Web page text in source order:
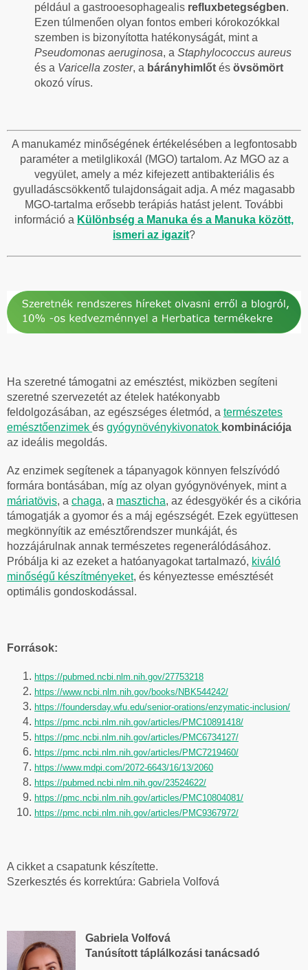
például a gastrooesophagealis refluxbetegségben.
Ezen túlmenően olyan fontos emberi kórokozókkal
szemben is bizonyította hatékonyságát, mint a
Pseudomonas aeruginosa, a Staphylococcus aureus
és a Varicella zoster, a bárányhimlőt és övsömört
okozó vírus.
A manukaméz minőségének értékelésében a legfontosabb
paraméter a metilglikoxál (MGO) tartalom. Az MGO az a
vegyület, amely a méz kifejezett antibakteriális és
gyulladáscsökkentő tulajdonságait adja. A méz magasabb
MGO-tartalma erősebb terápiás hatást jelent. További
információ a Különbség a Manuka és a Manuka között,
ismeri az igazit?
Ha szeretné támogatni az emésztést, miközben segíteni
szeretné szervezetét az ételek hatékonyabb
feldolgozásában, az egészséges életmód, a természetes
emésztőenzimek és gyógynövénykivonatok kombinációja
az ideális megoldás.
Az enzimek segítenek a tápanyagok könnyen felszívódó
formára bontásában, míg az olyan gyógynövények, mint a
máriatövis, a chaga, a maszticha, az édesgyökér és a cikória
támogatják a gyomor és a máj egészségét. Ezek együttesen
megkönnyítik az emésztőrendszer munkáját, és
hozzájárulnak annak természetes regenerálódásához.
Próbálja ki az ezeket a hatóanyagokat tartalmazó, kiváló
minőségű készítményeket, és kényeztesse emésztését
optimális gondoskodással.
Források:
https://pubmed.ncbi.nlm.nih.gov/27753218
https://www.ncbi.nlm.nih.gov/books/NBK544242/
https://foundersday.wfu.edu/senior-orations/enzymatic-inclusion/
https://pmc.ncbi.nlm.nih.gov/articles/PMC10891418/
https://pmc.ncbi.nlm.nih.gov/articles/PMC6734127/
https://pmc.ncbi.nlm.nih.gov/articles/PMC7219460/
https://www.mdpi.com/2072-6643/16/13/2060
https://pubmed.ncbi.nlm.nih.gov/23524622/
https://pmc.ncbi.nlm.nih.gov/articles/PMC10804081/
https://pmc.ncbi.nlm.nih.gov/articles/PMC9367972/
A cikket a csapatunk készítette.
Szerkesztés és korrektúra: Gabriela Volfová
Gabriela Volfová
Tanúsított táplálkozási tanácsadó